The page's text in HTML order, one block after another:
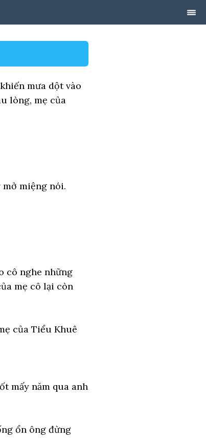
mưa dột vào
lòng, mẹ của
miệng nói.
cô nghe những
mẹ cô lại còn
của Tiểu Khuê
mấy năm qua anh
ổn ông đừng